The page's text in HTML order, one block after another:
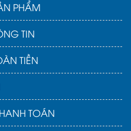
PHẨM
TIN
TIỀN
TOÁN